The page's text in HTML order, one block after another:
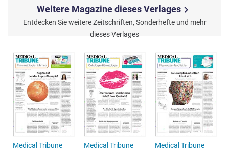
Weitere Magazine dieses Verlageschevron_right
Entdecken Sie weitere Zeitschriften, Sonderhefte und mehr
dieses Verlages
Medical Tribune
Medical Tribune
Medical Tribune